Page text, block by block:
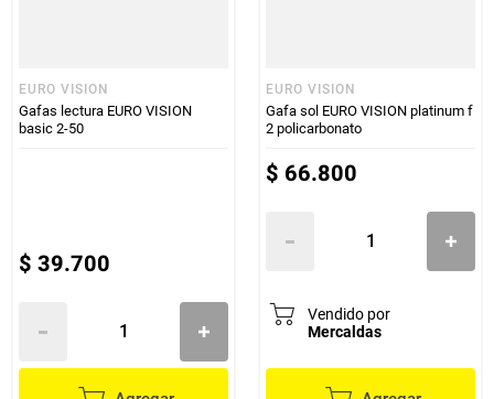
EURO VISION
Gafas lectura EURO VISION
basic 2-50
$ 39.700
EURO VISION
Gafa sol EURO VISION platinum f
2 policarbonato
$ 66.800
Vendido por
Mercaldas